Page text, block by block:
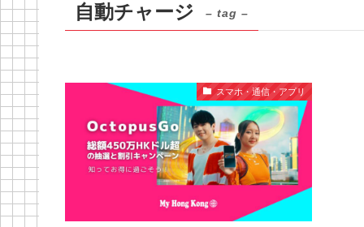
自動チャージ – tag –
スマホ・通信・アプリ